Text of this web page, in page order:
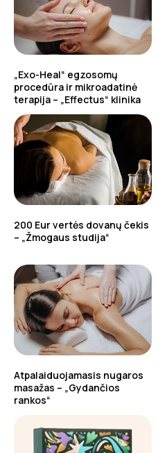
„Exo-Heal“ egzosomų
procedūra ir mikroadatinė
terapija – „Effectus“ klinika
200 Eur vertės dovanų čekis
– „Žmogaus studija“
Atpalaiduojamasis nugaros
masažas – „Gydančios
rankos“